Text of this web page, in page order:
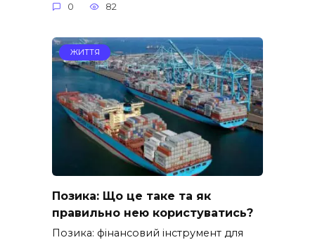
0 82
ЖИТТЯ
Позика: Що це таке та як
правильно нею користуватись?
Позика: фінансовий інструмент для